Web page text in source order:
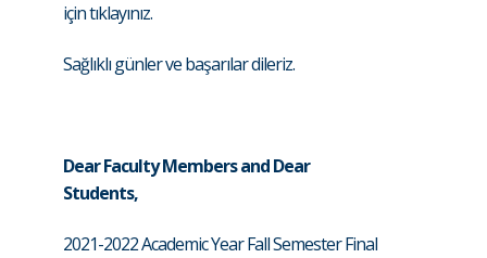
içintıklayınız.
Sağlıklı günler ve başarılar dileriz.
Dear Faculty Members and Dear
Students,
2021-2022 Academic Year Fall Semester Final